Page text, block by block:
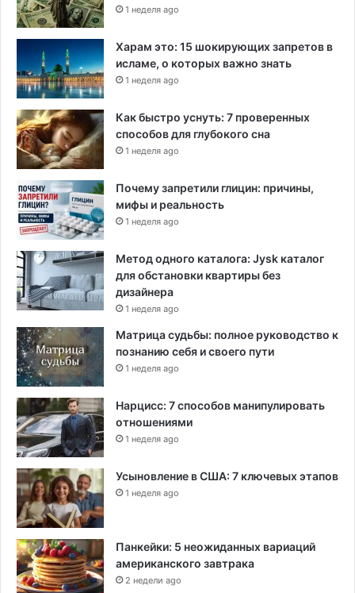
1 неделя ago
Харам это: 15 шокирующих запретов в
исламе, о которых важно знать
1 неделя ago
Как быстро уснуть: 7 проверенных
способов для глубокого сна
1 неделя ago
Почему запретили глицин: причины,
мифы и реальность
1 неделя ago
Метод одного каталога: Jysk каталог
для обстановки квартиры без
дизайнера
1 неделя ago
Матрица судьбы: полное руководство к
познанию себя и своего пути
1 неделя ago
Нарцисс: 7 способов манипулировать
отношениями
1 неделя ago
Усыновление в США: 7 ключевых этапов
1 неделя ago
Панкейки: 5 неожиданных вариаций
американского завтрака
2 недели ago